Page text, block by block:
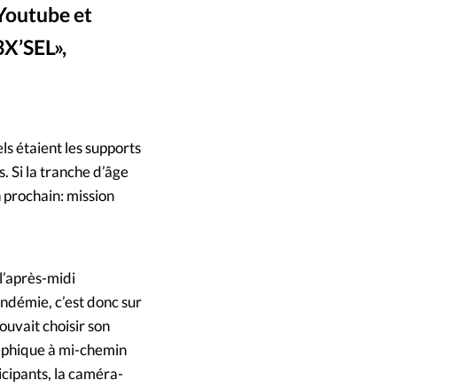
un don
d'adresse
contacter
et
étaient les supports
Si la tranche d’âge
mission
midi
c’est donc sur
choisir son
à mi-chemin
la caméra-